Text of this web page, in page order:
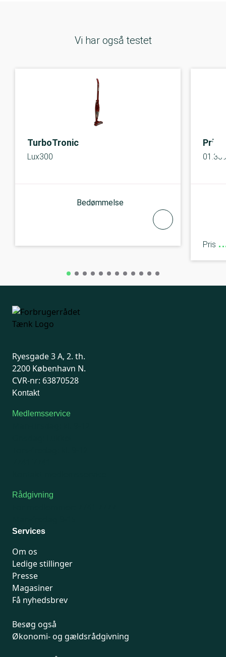
Vi har også testet
TurboTronic
Lux300
Bedømmelse
Pris
Ryesgade 3 A, 2. th.
2200 København N.
CVR-nr: 63870528
Kontakt
Medlemsservice
Rådgivning
Services
Om os
Ledige stillinger
Presse
Magasiner
Få nyhedsbrev
Besøg også
Økonomi- og gældsrådgivning